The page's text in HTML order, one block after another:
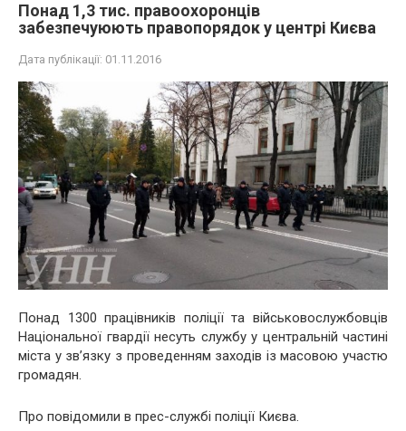
Понад 1,3 тис. правоохоронців
забезпечуюють правопорядок у центрі Києва
Дата публікації: 01.11.2016
Понад 1300 працівників поліції та військовослужбовців
Національної гвардії несуть службу у центральній частині
міста у зв’язку з проведенням заходів із масовою участю
громадян.
Про повідомили в прес-службі поліції Києва.